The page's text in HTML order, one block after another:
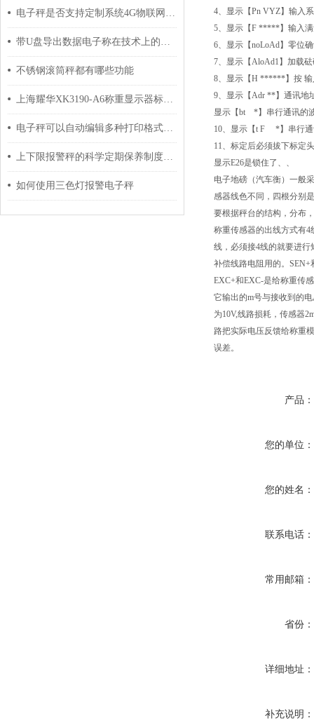
电子秤是否支持定制系统4G物联网上传数据统一管理
带U盘导出数据电子称在技术上的要求
不锈钢滚筒秤都有哪些功能
上海耀华XK3190-A6称重显示器标准标定校正方法
电子秤可以自动编辑多种打印格式信息吗？
上下限报警秤的科学定期保养制度分享
如何使用三色灯报警电子秤
4、显示【Pn VYZ】输入
5、显示【F *****】输入
6、显示【noLoAd】零位
7、显示【AloAd1】加载
8、显示【H ******】按
9、显示【Adr **】通讯地
显示【bt *】串行通讯的
10、显示【t F *】串行通
11、标定后必须拔下标定
显示E26是锁住了、、
电子地磅（汽车衡）一般
感器线色不同，四根分别
要根据秤台的结构，分布
称重传感器的出线方式有
线，必须接4线的就要进行
补偿线路电阻用的。
EXC+和EXC-是给称重传
它输出的m号与接收到的
为10V,线路损耗，传感器
路把实际电压反馈给称重
误差。
产品：
您的单位：
您的姓名：
联系电话：
常用邮箱：
省份：
详细地址：
补充说明：